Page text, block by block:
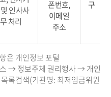
인사사
무 처리
폰번호,
이메일
주소
구
은 개인정보 포털
→ 정보주체 권리행사 → 개인
록검색(기관명: 최저임금위원